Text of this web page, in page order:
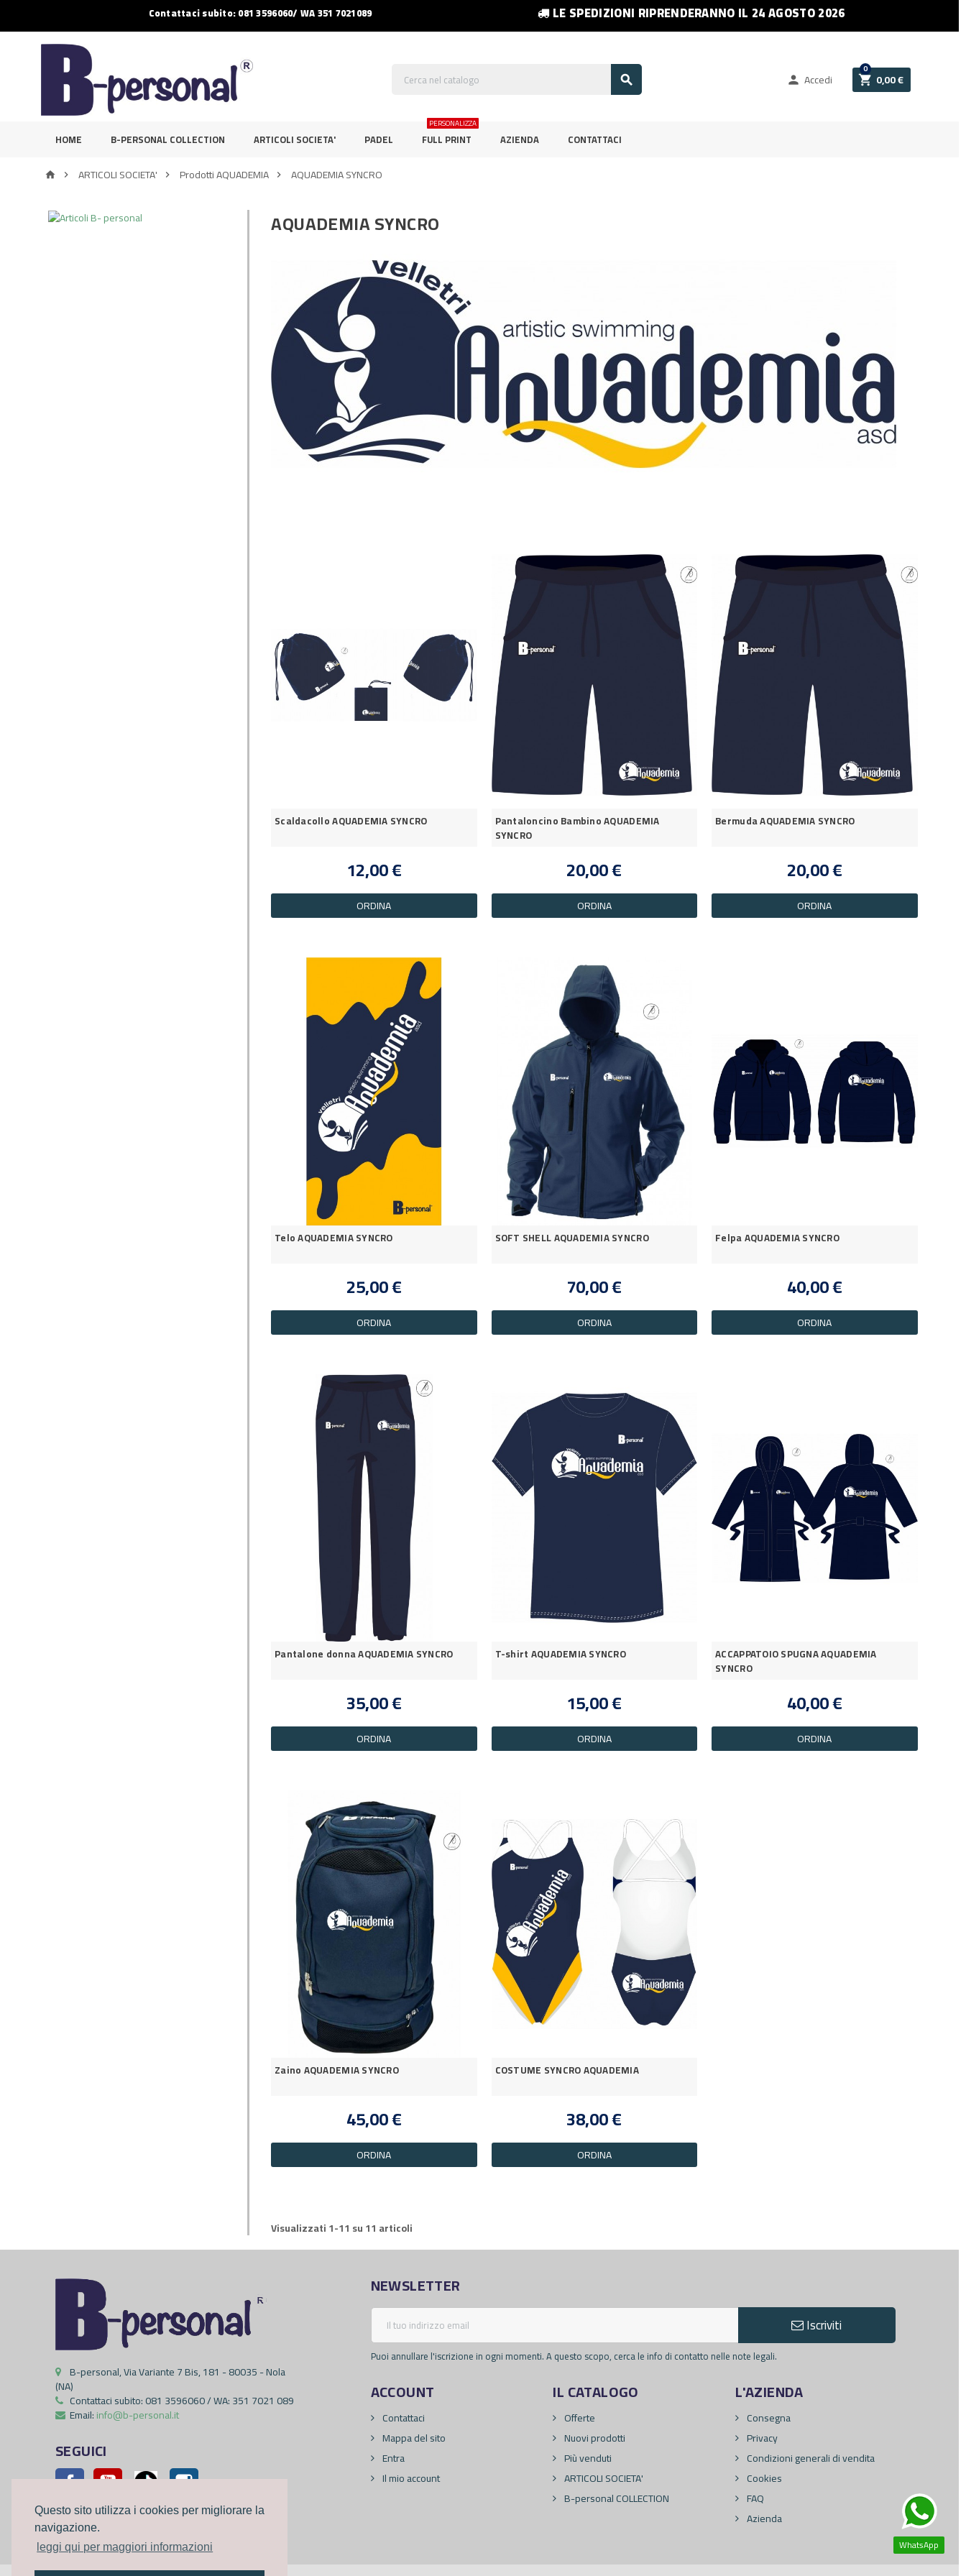
Questo sito utilizza i cookies per migliorare la
navigazione.
leggi qui per maggiori informazioni
Contattaci subito: 081 3596060/ WA 351 7021089 LE SPEDIZIONI RIPRENDERANNO IL 24 AGOSTO 2026
  Accedi  0,00 €
0
HOME B-PERSONAL COLLECTION ARTICOLI SOCIETA' PADEL FULL PRINT
PERSONALIZZA
AZIENDA CONTATTACI
  ARTICOLI SOCIETA'  Prodotti AQUADEMIA  AQUADEMIA SYNCRO
AQUADEMIA SYNCRO
Scaldacollo AQUADEMIA SYNCRO
12,00 €
ORDINA
Pantaloncino Bambino AQUADEMIA
SYNCRO
20,00 €
ORDINA
Bermuda AQUADEMIA SYNCRO
20,00 €
ORDINA
Telo AQUADEMIA SYNCRO
25,00 €
ORDINA
SOFT SHELL AQUADEMIA SYNCRO
70,00 €
ORDINA
Felpa AQUADEMIA SYNCRO
40,00 €
ORDINA
Pantalone donna AQUADEMIA SYNCRO
35,00 €
ORDINA
T-shirt AQUADEMIA SYNCRO
15,00 €
ORDINA
ACCAPPATOIO SPUGNA AQUADEMIA
SYNCRO
40,00 €
ORDINA
Zaino AQUADEMIA SYNCRO
45,00 €
ORDINA
COSTUME SYNCRO AQUADEMIA
38,00 €
ORDINA
Visualizzati 1-11 su 11 articoli
B-personal, Via Variante 7 Bis, 181 - 80035 - Nola
(NA)
Contattaci subito:081 3596060 / WA: 351 7021 089
Email:info@b-personal.it
SEGUICI
Facebook YouTube Pinterest
NEWSLETTER
Iscriviti
Puoi annullare l'iscrizione in ogni momenti. A questo scopo, cerca le info di contatto nelle note legali.
ACCOUNT
Contattaci
Mappa del sito
Entra
Il mio account
IL CATALOGO
Offerte
Nuovi prodotti
Più venduti
ARTICOLI SOCIETA'
B-personal COLLECTION
L'AZIENDA
Consegna
Privacy
Condizioni generali di vendita
Cookies
FAQ
Azienda
WhatsApp